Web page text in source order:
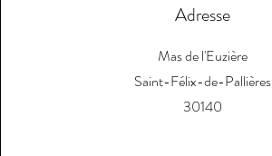
Adresse
Mas de l'Euzière
Saint-Félix-de-Pallières
30140